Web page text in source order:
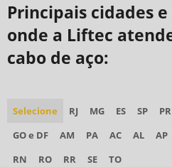
Principais cidades
onde a Liftec
cabo de aço:
Selecione RJ MG ES SP PR
GO e DF
AM PA AC AL AP
RN
RO RR SE TO